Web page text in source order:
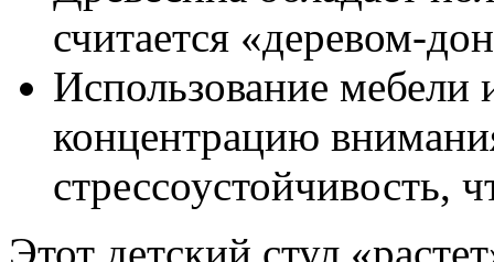
считается «деревом-
Использование мебели
концентрацию
стрессоустойчивость,
Этот детский стул